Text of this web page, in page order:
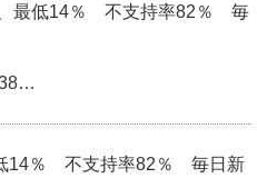
最低14％ 不支持率82％ 毎
14％ 不支持率82％ 毎日新